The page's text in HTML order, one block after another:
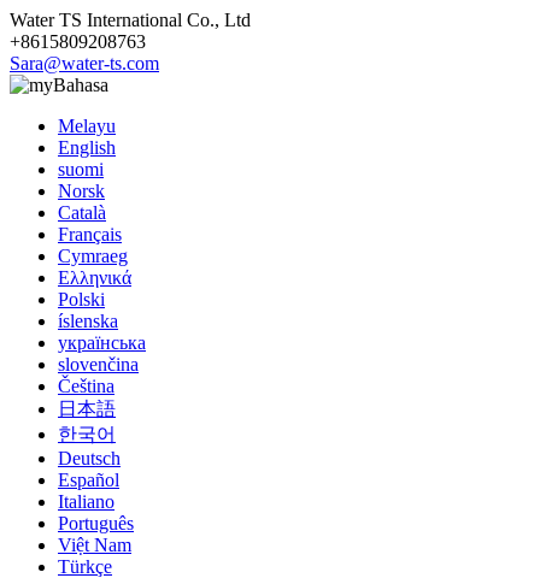
Water TS International Co., Ltd
+8615809208763
Sara@water-ts.com
Bahasa
Melayu
English
suomi
Norsk
Català
Français
Cymraeg
Ελληνικά
Polski
íslenska
українська
slovenčina
Čeština
日本語
한국어
Deutsch
Español
Italiano
Português
Việt Nam
Türkçe